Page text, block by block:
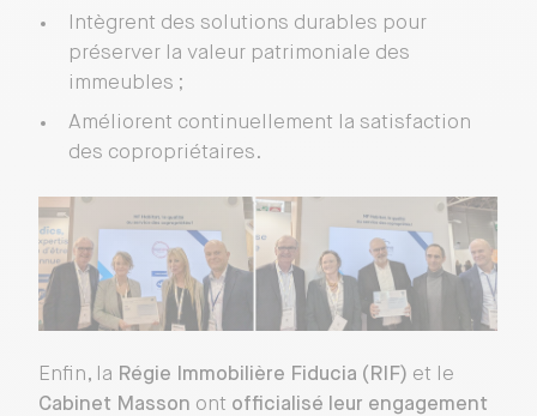
Intègrent des solutions durables pour
préserver la valeur patrimoniale des
immeubles ;
Améliorent continuellement la satisfaction
des copropriétaires.
Enfin, la Régie Immobilière Fiducia (RIF) et le
Cabinet Masson ont officialisé leur engagement